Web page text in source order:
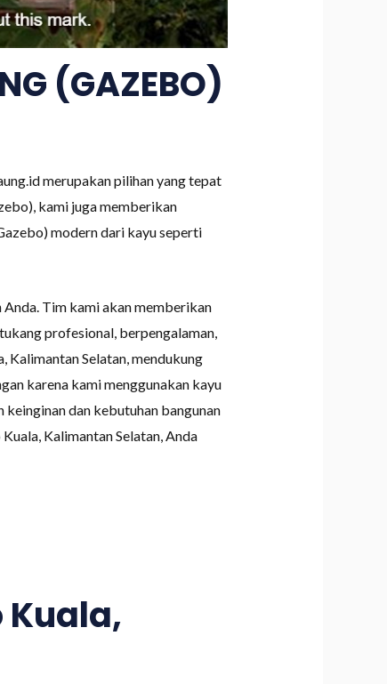
(GAZEBO)
merupakan pilihan yang tepat
kami juga memberikan
modern dari kayu seperti
Anda. Tim kami akan memberikan
profesional, berpengalaman,
Kalimantan Selatan, mendukung
karena kami menggunakan kayu
dan kebutuhan bangunan
Kalimantan Selatan, Anda
Kuala,